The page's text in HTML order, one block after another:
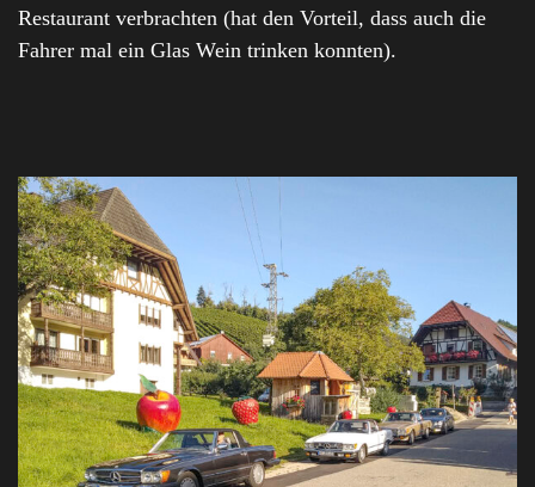
Restaurant verbrachten (hat den Vorteil, dass auch die
Fahrer mal ein Glas Wein trinken konnten).